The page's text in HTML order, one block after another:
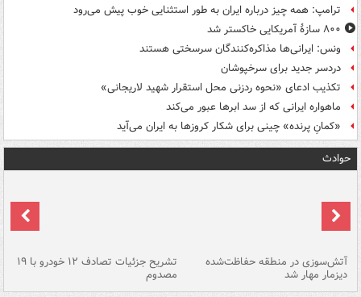
ترامپ: همه چیز درباره ایران به طور استثنایی خوب پیش می‌رود
۸۰۰ سازۀ آمریکایی خاکستر شد
ونس: ایرانی‌ها مذاکره‌کنندگان سرسختی هستند
دردسر جدید برای سرخپوشان
تکذیب ادعای «نحوه ردزنی محل استقرار شهید لاریجانی»
ماهواره ایرانی که از سد ابرها عبور می‌کند
«کمانِ پرنده» چینی برای شکار کروزها به ایران می‌آید
حوادث
آتش‌سوزی در منطقه حفاظت‌شده
دیزمار مهار شد
تشریح جزئیات تصادف ۱۲ خودرو با ۱۹
مصدوم